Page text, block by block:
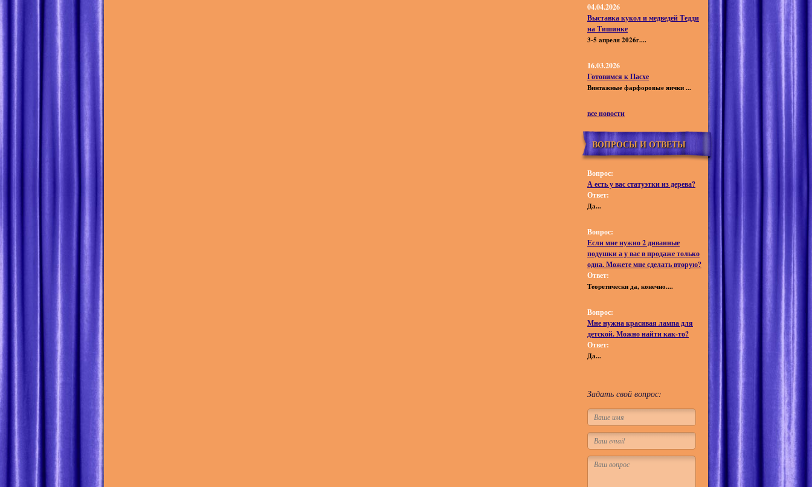
04.04.2026
Выставка кукол и медведей Тедди
на Тишинке
3-5 апреля 2026г....
16.03.2026
Готовимся к Пасхе
Винтажные фарфоровые яички ...
все новости
ВОПРОСЫ И ОТВЕТЫ
Вопрос:
А есть у вас статуэтки из дерева?
Ответ:
Да...
Вопрос:
Если мне нужно 2 диванные
подушки а у вас в продаже только
одна. Можете мне сделать вторую?
Ответ:
Теоретически да, конечно....
Вопрос:
Мне нужна красивая лампа для
детской. Можно найти как-то?
Ответ:
Да...
Задать свой вопрос: